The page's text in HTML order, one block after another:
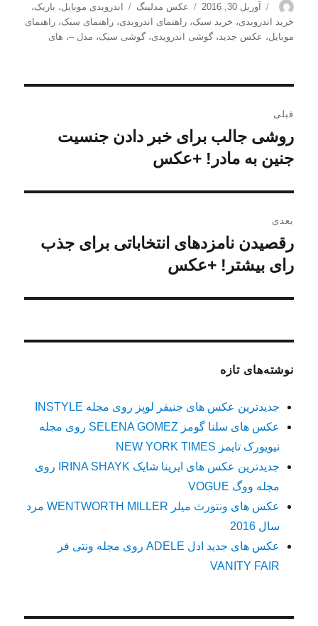
نویسنده
ارسال
شده
در
آوریل 30, 2016 دسته‌ها
عکس مدلینگ برچسب‌ها
اندرویدی موبایل، باریک،
خرید اندرویدی، خرید سبک،راهنمای اندرویدی،راهنمای سبک،راهنمای
موبایل، عکس جدید،گوشی اندرویدی،گوشی سبک، مدل –، های
نوشته
قبلی
نوشته
قبلی:
روشی جالب برای خبر دادن جنسیت
جنین به مادر! +عکس
بعدی
نوشته
بعدی:
رقصیدن نامزدهای انتخاباتی برای جذب
رای بیشتر! +عکس
نوشته‌های تازه
جدیدترین عکس های جنیفر لوپز روی مجله INSTYLE
عکس های سلنا گومز SELENA GOMEZ روی مجله
نیویورک تایمز NEW YORK TIMES
جدیدترین عکس های ایرینا شایک IRINA SHAYK روی
مجله ووگ VOGUE
عکس های ونتورث میلر WENTWORTH MILLER مرد
سال 2016
عکس های جدید ادل ADELE روی مجله ونتی فر
VANITY FAIR